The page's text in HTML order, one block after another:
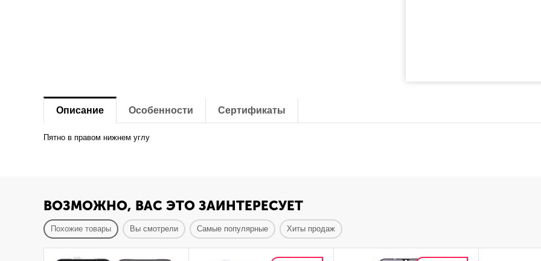
Описание Особенности Сертификаты
Пятно в правом нижнем углу
ВОЗМОЖНО, ВАС ЭТО ЗАИНТЕРЕСУЕТ
Похожие товары Вы смотрели Самые популярные Хиты продаж